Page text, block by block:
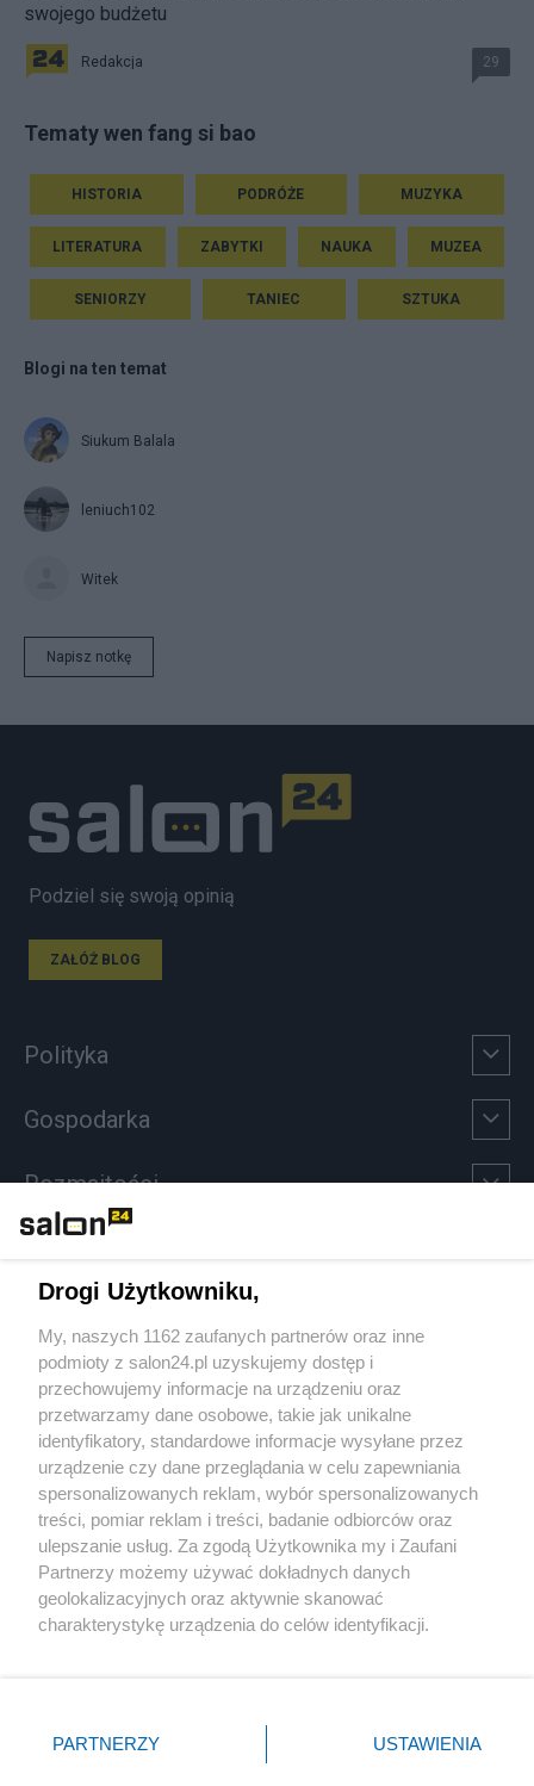
swojego budżetu
Redakcja 29
Tematy wen fang si bao
HISTORIA PODRÓŻE MUZYKA
LITERATURA ZABYTKI NAUKA MUZEA
SENIORZY TANIEC SZTUKA
Blogi na ten temat
Siukum Balala
leniuch102
Witek
Napisz notkę
Podziel się swoją opinią
ZAŁÓŻ BLOG
Polityka
Gospodarka
Rozmaitości
Sport
Społeczeństwo
Kultura
X Facebook Instagram Youtube
Drogi Użytkowniku,
My, naszych 1162 zaufanych partnerów oraz inne
podmioty z salon24.pl uzyskujemy dostęp i
przechowujemy informacje na urządzeniu oraz
przetwarzamy dane osobowe, takie jak unikalne
identyfikatory, standardowe informacje wysyłane przez
urządzenie czy dane przeglądania w celu zapewniania
spersonalizowanych reklam, wybór spersonalizowanych
treści, pomiar reklam i treści, badanie odbiorców oraz
ulepszanie usług. Za zgodą Użytkownika my i Zaufani
Partnerzy możemy używać dokładnych danych
geolokalizacyjnych oraz aktywnie skanować
charakterystykę urządzenia do celów identyfikacji.
zmienić/wycofać klikając przycisk ustawień prywatności
znajdujący się w lewym dolnym rogu strony
PARTNERZY USTAWIENIA